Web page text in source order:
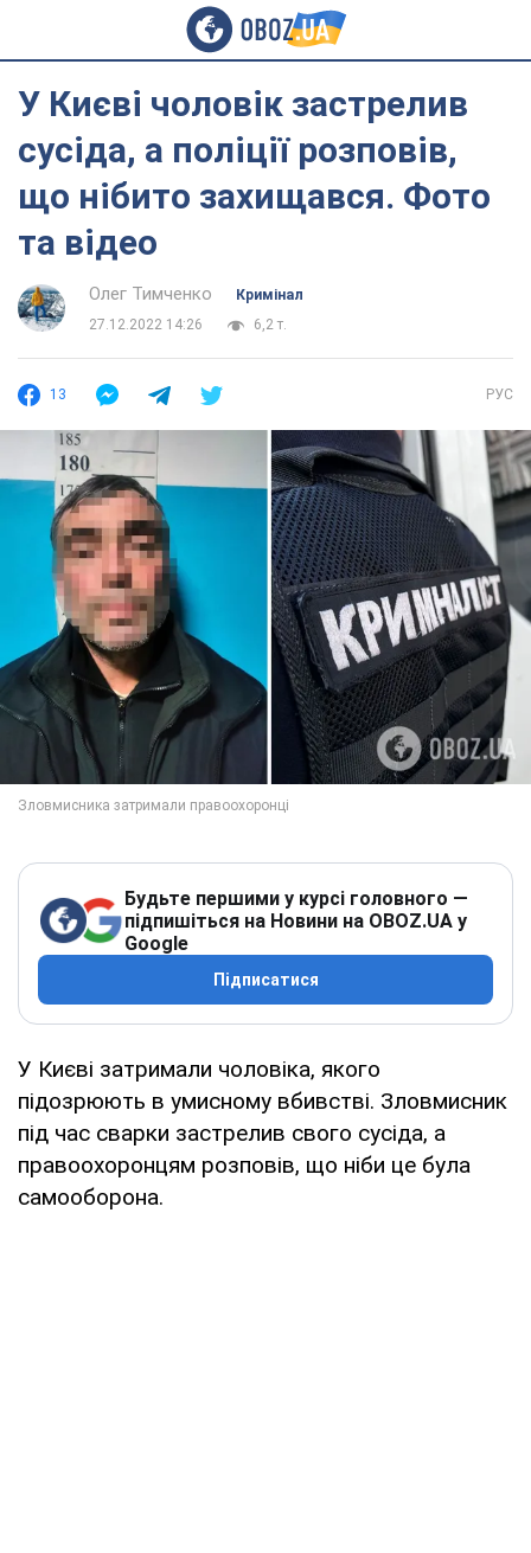
У Києві чоловік застрелив
сусіда, а поліції розповів,
що нібито захищався. Фото
та відео
Олег Тимченко
Кримінал
27.12.2022 14:26
6,2 т.
13 РУС
Будьте першими у курсі головного —
підпишіться на Новини на OBOZ.UA у
Google
Підписатися
У Києві затримали чоловіка, якого
підозрюють в умисному вбивстві. Зловмисник
під час сварки застрелив свого сусіда, а
правоохоронцям розповів, що ніби це була
самооборона.